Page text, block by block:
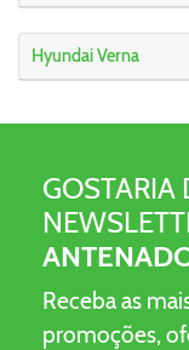
Hyundai Verna
GOSTARIA
Receba as
promoções,